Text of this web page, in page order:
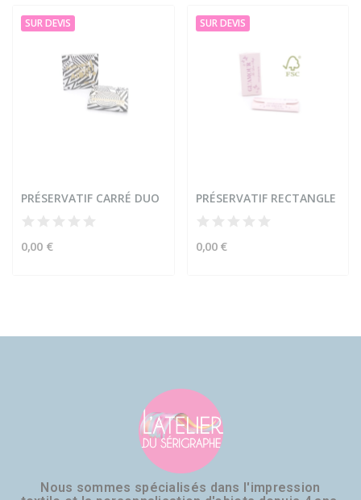
SUR DEVIS
PRÉSERVATIF CARRÉ DUO
0,00 €
SUR DEVIS
PRÉSERVATIF RECTANGLE
0,00 €
Nous sommes spécialisés dans l'impression